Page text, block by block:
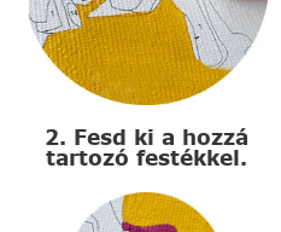
2. Fesd ki a hozzá
tartozó festékkel.